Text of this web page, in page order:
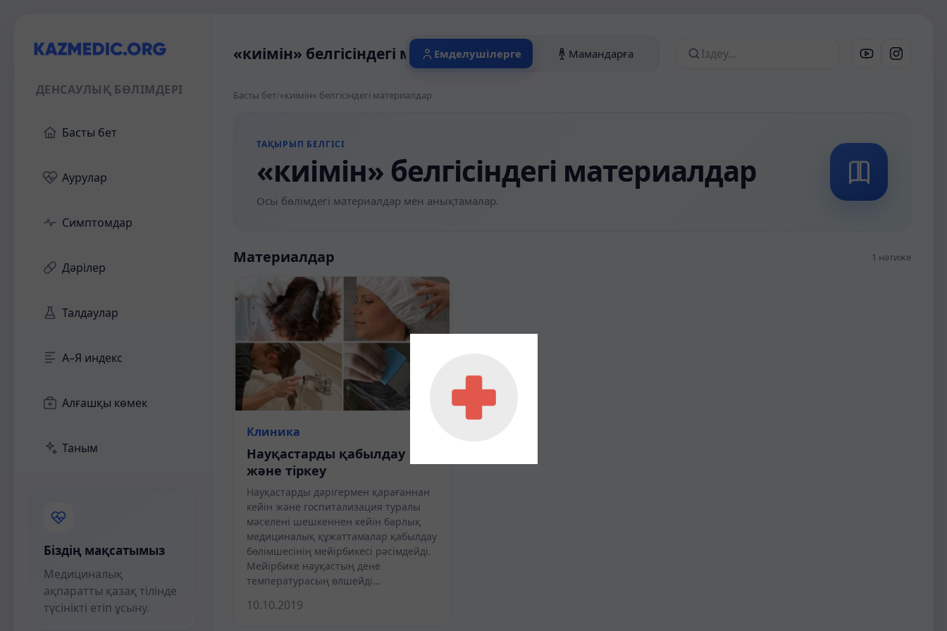
ДЕНСАУЛЫҚ БӨЛІМДЕРІ
Басты бет
Аурулар
Симптомдар
Дәрілер
Талдаулар
А–Я индекс
Алғашқы көмек
Таным
Біздің мақсатымыз
Медициналық
ақпаратты қазақ тілінде
түсінікті етіп ұсыну.
«киімін» белгісіндегі материалдар
Емделушілерге Мамандарға Сайттан іздеу
Басты бет/«киімін» белгісіндегі материалдар
ТАҚЫРЫП БЕЛГІСІ
«киімін» белгісіндегі материалдар
Осы бөлімдегі материалдар мен анықтамалар.
Материалдар 1 нәтиже
Клиника
Науқастарды қабылдау
және тіркеу
Науқастарды дәрігермен қарағаннан
кейін және госпитализация туралы
мәселені шешкеннен кейін барлық
медициналық құжаттамалар қабылдау
бөлімшесінің мейірбикесі рәсімдейді.
Мейірбике науқастың дене
температурасың өлшейді…
10.10.2019